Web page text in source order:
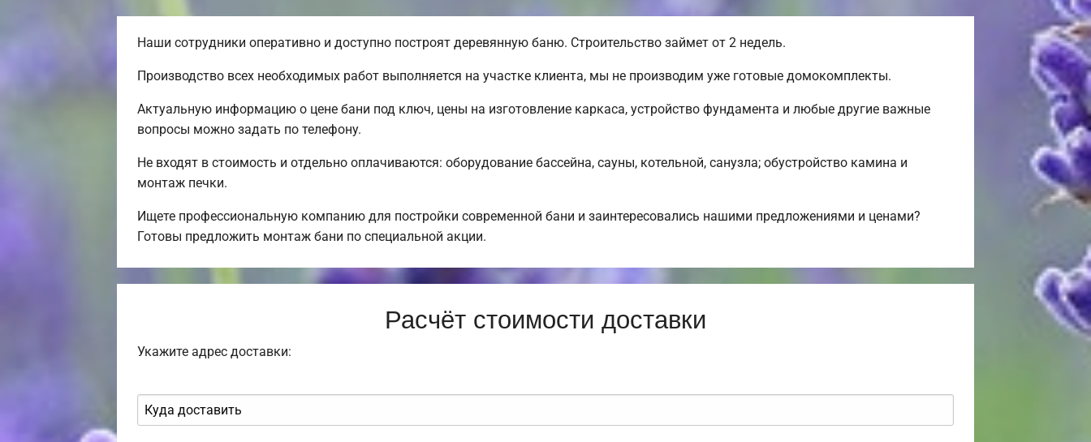
Наши сотрудники оперативно и доступно построят деревянную баню. Строительство займет от 2 недель.
Производство всех необходимых работ выполняется на участке клиента, мы не производим уже готовые домокомплекты.
Актуальную информацию о цене бани под ключ, цены на изготовление каркаса, устройство фундамента и любые другие важные
вопросы можно задать по телефону.
Не входят в стоимость и отдельно оплачиваются: оборудование бассейна, сауны, котельной, санузла; обустройство камина и
монтаж печки.
Ищете профессиональную компанию для постройки современной бани и заинтересовались нашими предложениями и ценами?
Готовы предложить монтаж бани по специальной акции.
Расчёт стоимости доставки
Укажите адрес доставки: